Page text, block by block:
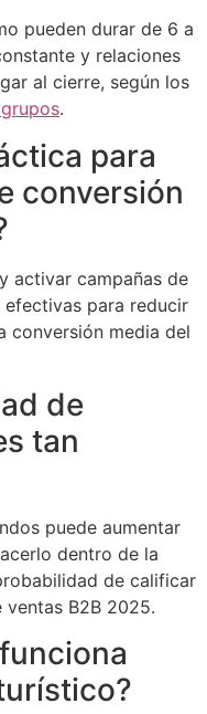
pueden durar de 6 a
y relaciones
al cierre, según los
.
para
conversión
activar campañas de
efectivas para reducir
conversión media del
de
tan
puede aumentar
dentro de la
de calificar
ventas B2B 2025.